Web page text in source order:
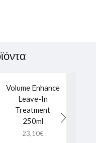
Volume Enhance
Leave-In
Treatment
250ml
23,10€